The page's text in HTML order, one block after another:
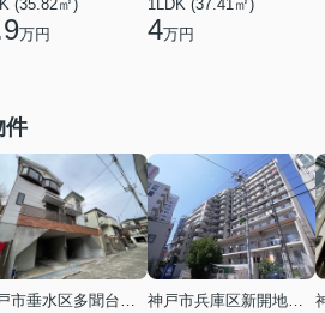
(35.82㎡)
万円
1LDK (37.41㎡)
4万円
件
神戸市垂水区多聞台２丁目
神戸市兵庫区新開地１丁目